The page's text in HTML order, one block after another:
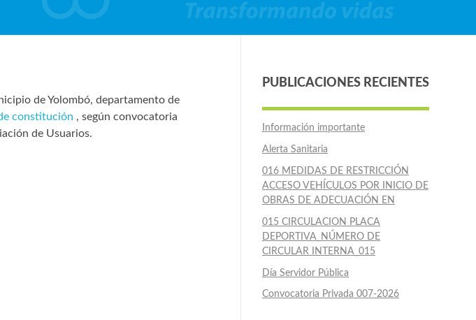
de Yolombó, departamento de
constitución , según convocatoria
de Usuarios.
PUBLICACIONES RECIENTES
Información importante
Alerta Sanitaria
016 MEDIDAS DE RESTRICCIÓN
ACCESO VEHÍCULOS POR INICIO DE
OBRAS DE ADECUACIÓN EN
015 CIRCULACION PLACA
DEPORTIVA_NÚMERO DE
CIRCULAR INTERNA_015
Día Servidor Pública
Convocatoria Privada 007-2026